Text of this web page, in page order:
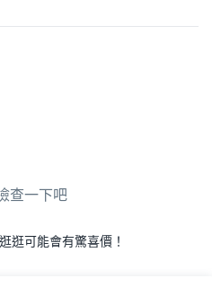
查一下吧
逛可能會有驚喜價！